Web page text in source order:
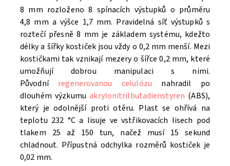
8 mm rozloženo 8 spínacích výstupků o průměru
4,8 mm a výšce 1,7 mm. Pravidelná síť výstupků s
roztečí přesně 8 mm je základem systému, kdežto
délky a šířky kostiček jsou vždy o 0,2 mm menší. Mezi
kostičkami tak vznikají mezery o šířce 0,2 mm, které
umožňují dobrou manipulaci s nimi.
Původní regenerovanou celulózu nahradil po
dlouhém výzkumuakrylonitrilbutadienstyren (ABS),
který je odolnější proti otěru. Plast se ohřívá na
teplotu 232 °C a lisuje ve vstřikovacích lisech pod
tlakem 25 až 150 tun, načež musí 15 sekund
chladnout. Přípustná odchylka rozměrů kostiček je
0,02 mm.